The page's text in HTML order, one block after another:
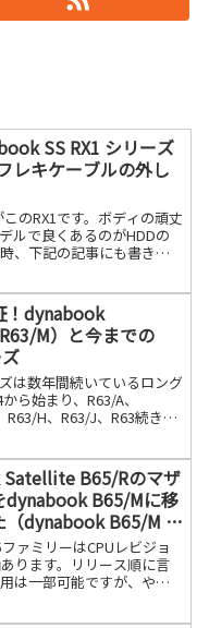
SS RX1 シリーズ
レキケーブルの外し
のRX1です。ボディの頑丈
ルで良くあるのがHDDの
、下記の記事にも書きま
！dynabook
M）と今までの
は数年間続いているロング
ら始まり、R63/A、
R63/H、R63/J、R63続きを
B65/Rのマザ
dynabook B65/Mに移
（dynabook B65/M 分
ァミリーはCPUレビジョ
ります。リリース順に言
は一部可能ですが、やは